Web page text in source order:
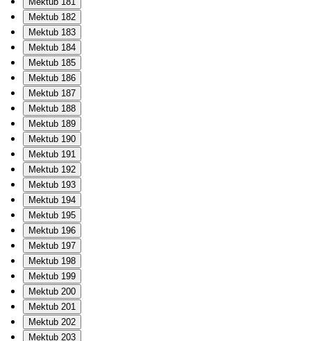
Mektub 182
Mektub 183
Mektub 184
Mektub 185
Mektub 186
Mektub 187
Mektub 188
Mektub 189
Mektub 190
Mektub 191
Mektub 192
Mektub 193
Mektub 194
Mektub 195
Mektub 196
Mektub 197
Mektub 198
Mektub 199
Mektub 200
Mektub 201
Mektub 202
Mektub 203